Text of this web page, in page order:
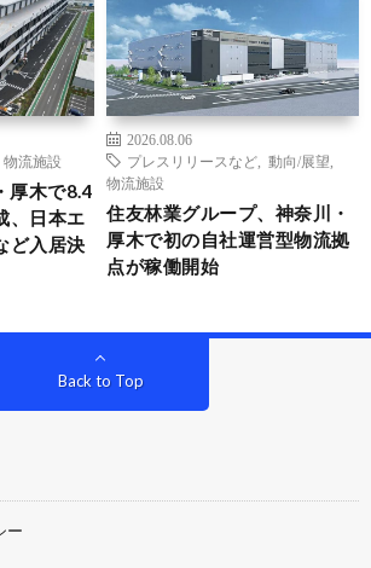
物流施設
厚木で8.4
、日本エ
ど入居決
2026.08.06
プレスリリースなど
動向/展望
物流施設
住友林業グループ、神奈川・
厚木で初の自社運営型物流拠
点が稼働開始
Back to Top
ー